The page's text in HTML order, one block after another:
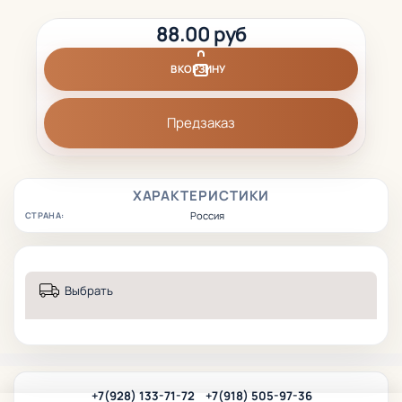
ХАРАКТЕРИСТИКИ
СТРАНА: Россия
88.00 руб
В КОРЗИНУ
Предзаказ
Выбрать
+7(928) 133-71-72 +7(918) 505-97-36